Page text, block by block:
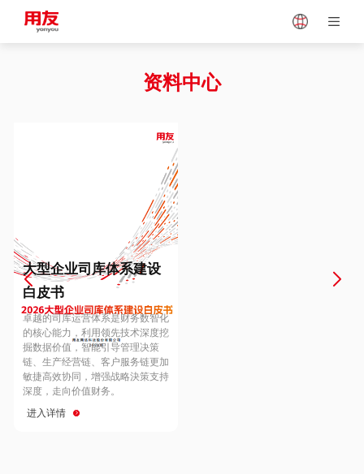
Vietnam
Europe
Hungary
Hong Kong
资料中心
大型企业司库体系建设
白皮书
卓越的司库运营体系是财务数智化
的核心能力，利用领先技术深度挖
掘数据价值，智能引导管理决策
链、生产经营链、客户服务链更加
敏捷高效协同，增强战略決策支持
深度，走向价值财务。
进入详情